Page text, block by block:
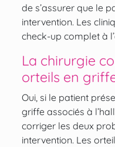
de s’assurer que le
intervention. Les
check-up complet à
La chirurgie
orteils en
Oui, si le patient
griffe associés à
corriger les deux
intervention. Les